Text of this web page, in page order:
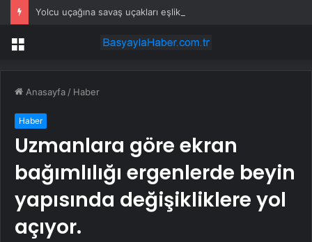
Menü
Anasayfa / Haber
Haber
Uzmanlara göre ekran
bağımlılığı ergenlerde beyin
yapısında değişikliklere yol
açıyor.